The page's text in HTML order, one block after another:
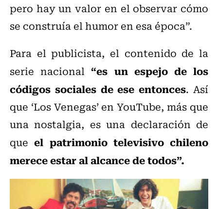
pero hay un valor en el observar cómo
se construía el humor en esa época”.
Para el publicista, el contenido de la
serie nacional“es un espejo de los
códigos sociales de ese entonces. Así
que ‘Los Venegas’ en YouTube, más que
una nostalgia, es una declaración de
queel patrimonio televisivo chileno
merece estar al alcance de todos”.